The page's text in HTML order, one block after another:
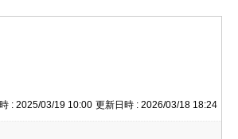
: 2025/03/19 10:00 更新日時 : 2026/03/18 18:24